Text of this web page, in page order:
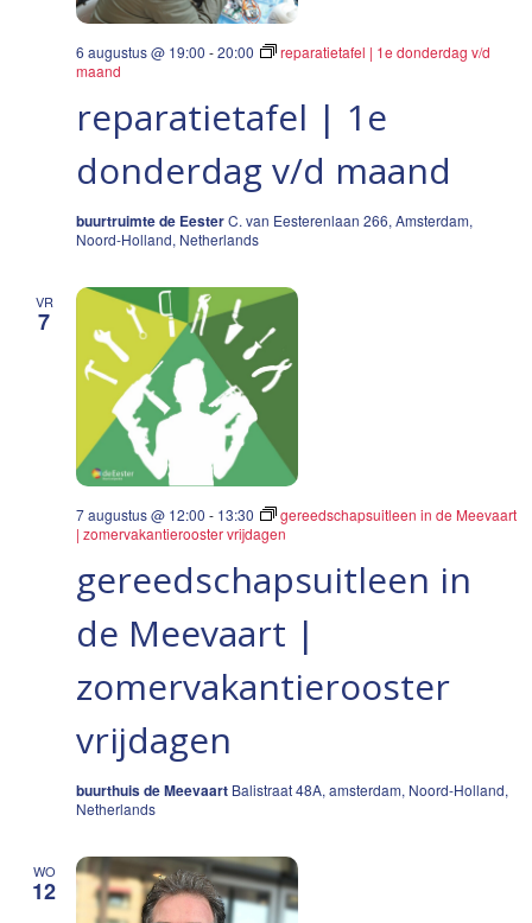
reparatietafel | 1e
donderdag v/d maand
6 augustus @ 19:00 -20:00
reparatietafel | 1e donderdag v/d
maand
buurtruimte de EesterC. van Eesterenlaan 266, Amsterdam,
Noord-Holland, Netherlands
VR
7
gereedschapsuitleen in
de Meevaart |
zomervakantierooster
vrijdagen
7 augustus @ 12:00 - 13:30
gereedschapsuitleen in de Meevaart
| zomervakantierooster vrijdagen
buurthuis de Meevaart Balistraat 48A, amsterdam, Noord-Holland,
Netherlands
WO
12